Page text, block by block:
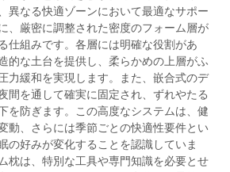
異なる快適ゾーンにおいて最適なサポー
、厳密に調整された密度のフォーム層が
仕組みです。各層には明確な役割があ
的な土台を提供し、柔らかめの上層がふ
力緩和を実現します。また、嵌合式のデ
間を通して確実に固定され、ずれやたる
を防ぎます。この高度なシステムは、健
動、さらには季節ごとの快適性要件とい
の好みが変化することを認識していま
枕は、特別な工具や専門知識を必要とせ